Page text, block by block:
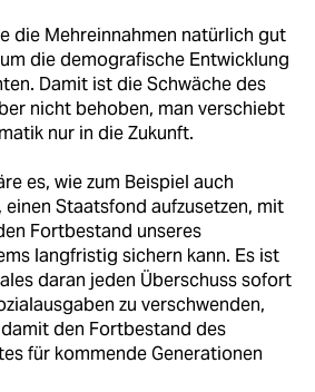
die Mehreinnahmen natürlich gut
die demografische Entwicklung
Damit ist die Schwäche des
nicht behoben, man verschiebt
nur in die Zukunft.
es, wie zum Beispiel auch
einen Staatsfond aufzusetzen, mit
Fortbestand unseres
langfristig sichern kann. Es ist
daran jeden Überschuss sofort
zu verschwenden,
den Fortbestand des
für kommende Generationen